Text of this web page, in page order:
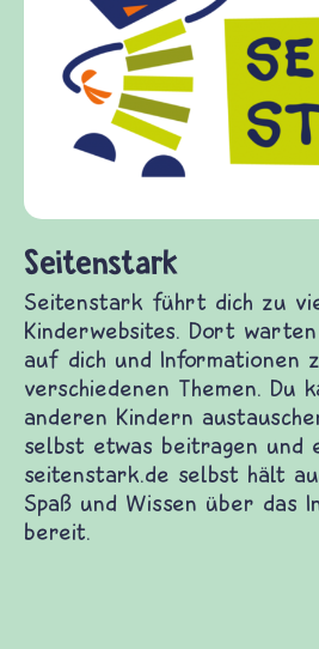
Seitenstark
Seitenstark führt dich zu
Kinderwebsites. Dort
auf dich und Informationen
verschiedenen Themen. Du
anderen Kindern
selbst etwas beitragen und
seitenstark.de selbst hält
Spaß und Wissen über das
bereit.